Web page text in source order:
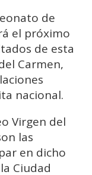
de
el próximo
de esta
Carmen,
nacional.
Virgen del
las
en dicho
Ciudad